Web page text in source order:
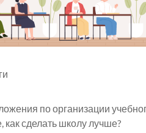
по организации
как сделать школу лучше?